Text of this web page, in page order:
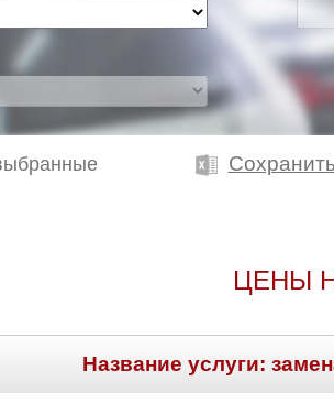
ЦЕНЫ
Название услуги: